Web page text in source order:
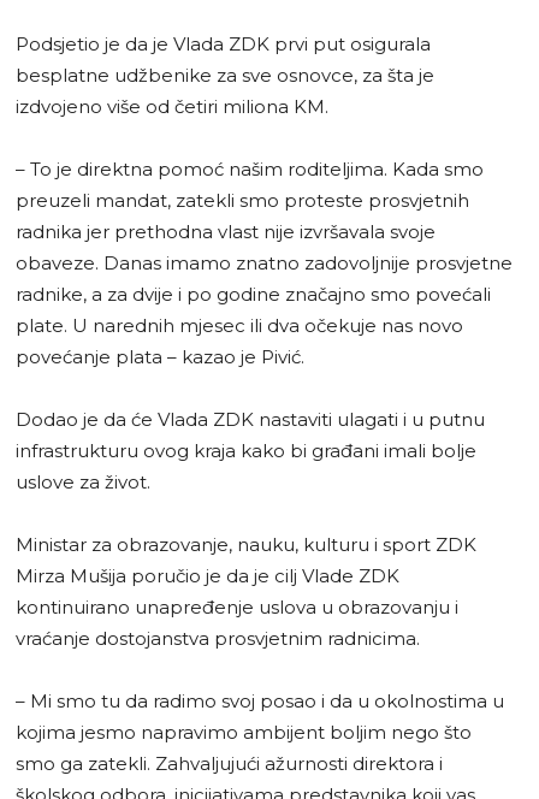
Podsjetio je da je Vlada ZDK prvi put osigurala
besplatne udžbenike za sve osnovce, za šta je
izdvojeno više od četiri miliona KM.
– To je direktna pomoć našim roditeljima. Kada smo
preuzeli mandat, zatekli smo proteste prosvjetnih
radnika jer prethodna vlast nije izvršavala svoje
obaveze. Danas imamo znatno zadovoljnije prosvjetne
radnike, a za dvije i po godine značajno smo povećali
plate. U narednih mjesec ili dva očekuje nas novo
povećanje plata – kazao je Pivić.
Dodao je da će Vlada ZDK nastaviti ulagati i u putnu
infrastrukturu ovog kraja kako bi građani imali bolje
uslove za život.
Ministar za obrazovanje, nauku, kulturu i sport ZDK
Mirza Mušija poručio je da je cilj Vlade ZDK
kontinuirano unapređenje uslova u obrazovanju i
vraćanje dostojanstva prosvjetnim radnicima.
– Mi smo tu da radimo svoj posao i da u okolnostima u
kojima jesmo napravimo ambijent boljim nego što
smo ga zatekli. Zahvaljujući ažurnosti direktora i